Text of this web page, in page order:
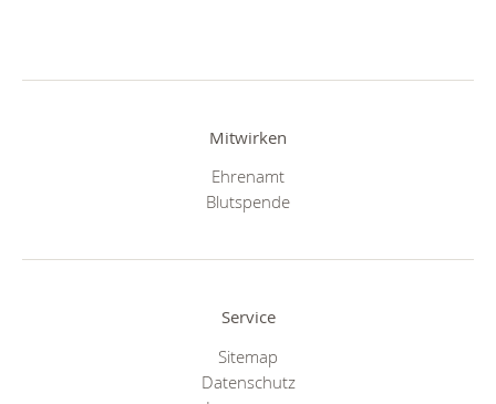
Mitwirken
Ehrenamt
Blutspende
Service
Sitemap
Datenschutz